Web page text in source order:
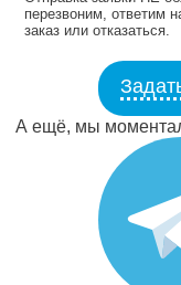
перезвоним, ответим
заказ или отказаться.
А ещё, мы